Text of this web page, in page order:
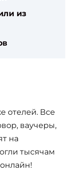
из
отелей. Все
ваучеры,
на
тысячам